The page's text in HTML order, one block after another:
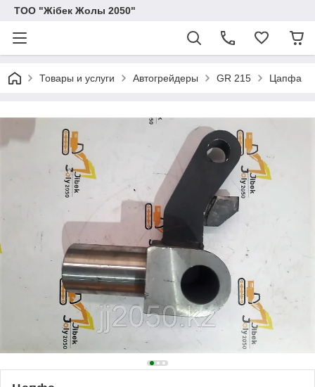
ТОО "Жібек Жолы 2050"
Товары и услуги Автогрейдеры GR 215 Цапфа